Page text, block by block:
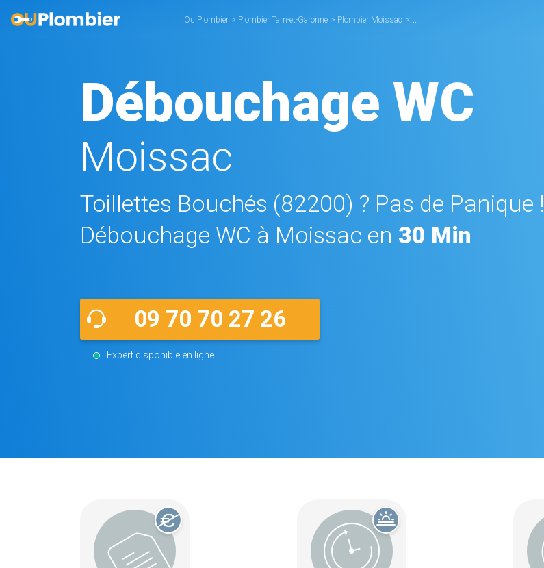
Ou Plombier > Plombier Tarn-et-Garonne > Plombier Moissac >
Débouchage WC
Moissac
Toillettes Bouchés (82200) ? Pas de Panique !
Débouchage WC à Moissac en 30 Min
09 70 70 27 26
Expert disponible en ligne